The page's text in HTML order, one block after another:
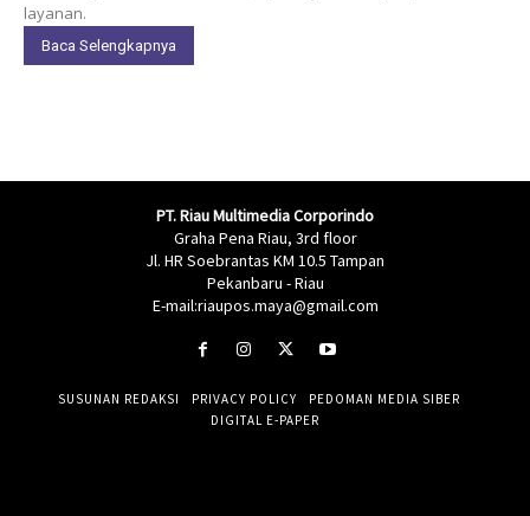
layanan.
Baca Selengkapnya
PT. Riau Multimedia Corporindo
Graha Pena Riau, 3rd floor
Jl. HR Soebrantas KM 10.5 Tampan
Pekanbaru - Riau
E-mail:riaupos.maya@gmail.com
SUSUNAN REDAKSI PRIVACY POLICY
PEDOMAN MEDIA SIBER
DIGITAL E-PAPER